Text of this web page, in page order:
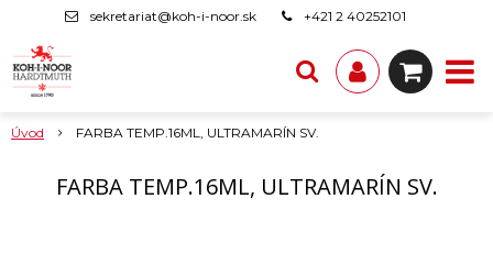
sekretariat@koh-i-noor.sk +421 2 40252101
Úvod FARBA TEMP.16ML, ULTRAMARÍN SV.
FARBA TEMP.16ML, ULTRAMARÍN SV.